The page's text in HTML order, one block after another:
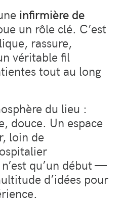
infirmière de
un rôle clé. C’est
rassure,
véritable fil
tout au long
du lieu :
douce. Un espace
loin de
qu’un début —
d’idées pour